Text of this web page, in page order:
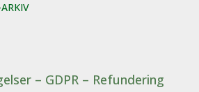
– GDPR – Refundering